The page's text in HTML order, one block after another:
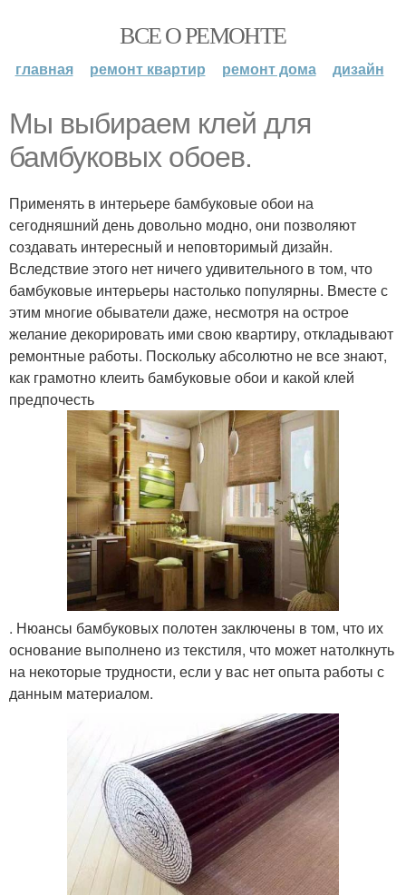
ВСЕ О РЕМОНТЕ
главная ремонт квартир ремонт дома дизайн
Мы выбираем клей для
бамбуковых обоев.
Применять в интерьере бамбуковые обои на
сегодняшний день довольно модно, они позволяют
создавать интересный и неповторимый дизайн.
Вследствие этого нет ничего удивительного в том, что
бамбуковые интерьеры настолько популярны. Вместе с
этим многие обыватели даже, несмотря на острое
желание декорировать ими свою квартиру, откладывают
ремонтные работы. Поскольку абсолютно не все знают,
как грамотно клеить бамбуковые обои и какой клей
предпочесть
. Нюансы бамбуковых полотен заключены в том, что их
основание выполнено из текстиля, что может натолкнуть
на некоторые трудности, если у вас нет опыта работы с
данным материалом.